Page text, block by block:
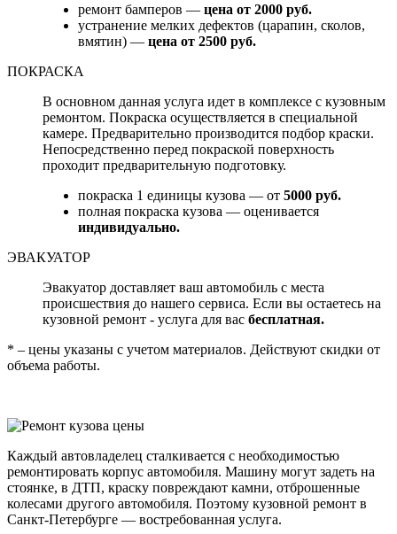
ремонт бамперов — цена от 2000 руб.
устранение мелких дефектов (царапин, сколов,
вмятин) — цена от 2500 руб.
ПОКРАСКА
В основном данная услуга идет в комплексе с кузовным
ремонтом. Покраска осуществляется в специальной
камере. Предварительно производится подбор краски.
Непосредственно перед покраской поверхность
проходит предварительную подготовку.
покраска 1 единицы кузова — от 5000 руб.
полная покраска кузова — оценивается
индивидуально.
ЭВАКУАТОР
Эвакуатор доставляет ваш автомобиль с места
происшествия до нашего сервиса. Если вы остаетесь на
кузовной ремонт - услуга для вас бесплатная.
* – цены указаны с учетом материалов. Действуют скидки от
объема работы.
Каждый автовладелец сталкивается с необходимостью
ремонтировать корпус автомобиля. Машину могут задеть на
стоянке, в ДТП, краску повреждают камни, отброшенные
колесами другого автомобиля. Поэтому кузовной ремонт в
Санкт-Петербурге — востребованная услуга.